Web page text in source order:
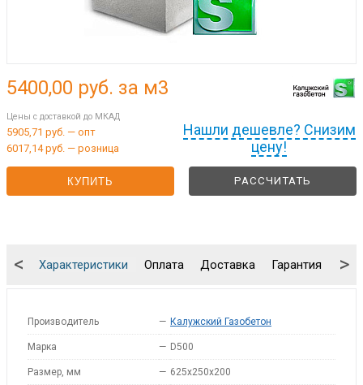
Нашли дешевле? Снизим
цену!
5400,00 руб. за м3
Цены с доставкой до МКАД
5905,71 руб. — опт
6017,14 руб. — розница
КУПИТЬ РАССЧИТАТЬ
Характеристики Оплата Доставка Гарантия
< >
Производитель — Калужский Газобетон
Марка — D500
Размер, мм — 625x250x200